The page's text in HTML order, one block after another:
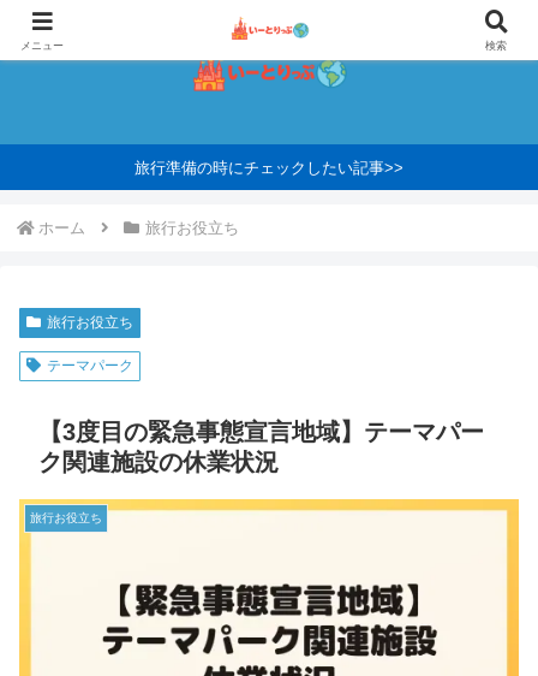
旅行準備の時にチェックしたい記事>>
ホーム 旅行お役立ち
旅行お役立ち
テーマパーク
【3度目の緊急事態宣言地域】テーマパー
ク関連施設の休業状況
旅行お役立ち
メニュー 検索